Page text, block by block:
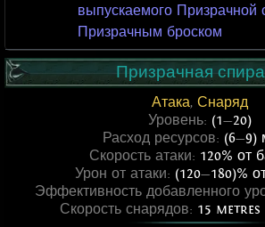
выпускаемого Призрачной
Призрачным броском
Призрачная
Атака, Снаряд
Уровень: (1—20)
Расход ресурсов: (6—9)
Скорость атаки: 120% от
Урон от атаки: (120—180)%
Эффективность добавленного
Скорость снарядов: 15